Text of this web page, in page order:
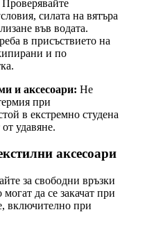
силата на вятъра
във водата.
в присъствието на
и по
и аксесоари: Не
при
в екстремно студена
удавяне.
аксесоари
за свободни връзки
да се закачат при
включително при